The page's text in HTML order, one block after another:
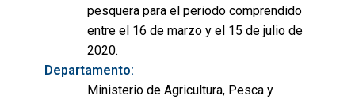
pesquera para el periodo comprendido
entre el 16 de marzo y el 15 de julio de
2020.
Departamento:
Ministerio de Agricultura, Pesca y